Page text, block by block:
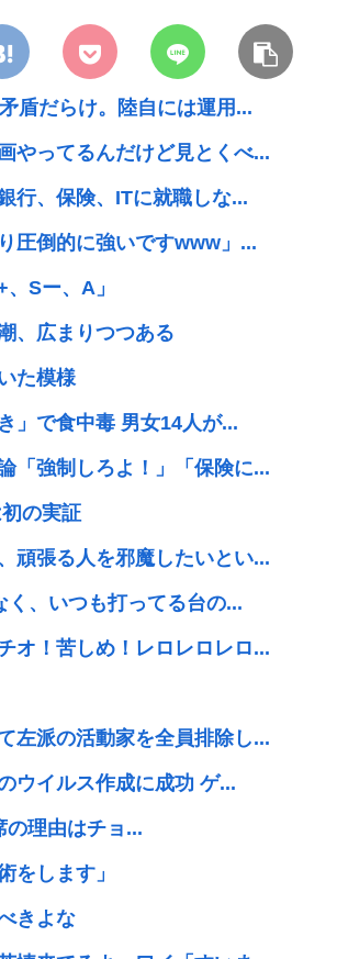
盾だらけ。陸自には運用...
やってるんだけど見とくべ...
行、保険、ITに就職しな...
圧倒的に強いですwww」...
Sー、A」
、広まりつつある
た模様
」で食中毒 男女14人が...
「強制しろよ！」「保険に...
の実証
頑張る人を邪魔したいとい...
、いつも打ってる台の...
オ！苦しめ！レロレロレロ...
左派の活動家を全員排除し...
ウイルス作成に成功 ゲ...
の理由はチョ...
をします」
きよな